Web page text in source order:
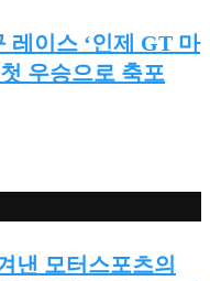
레이스 ‘인제 GT 마
우승으로 축포
낸 모터스포츠의